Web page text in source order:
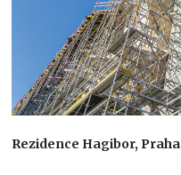
Rezidence Hagibor, Praha